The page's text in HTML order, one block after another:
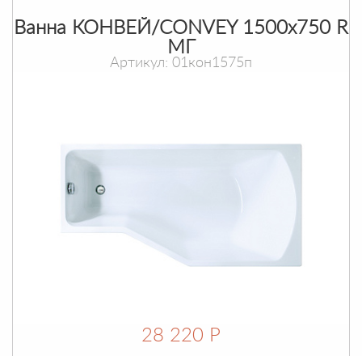
Ванна КОНВЕЙ/CONVEY 1500х750 R
МГ
Артикул: 01кон1575п
28 220 Р